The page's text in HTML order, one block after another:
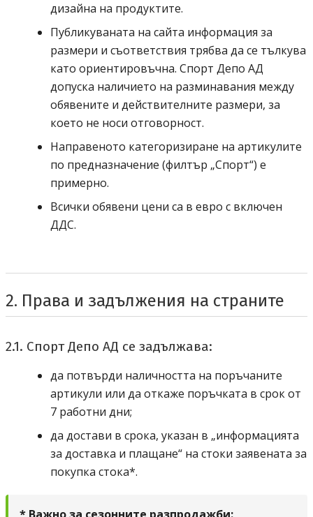
дизайна на продуктите.
Публикуваната на сайта информация за
размери и съответствия трябва да се тълкува
като ориентировъчна. Спорт Депо АД
допуска наличието на разминавания между
обявените и действителните размери, за
което не носи отговорност.
Направеното категоризиране на артикулите
по предназначение (филтър „Спорт“) е
примерно.
Всички обявени цени са в евро с включен
ДДСде де се
.
2. Права и задължения на страните
2.1. Спорт Депо АД се задължава:
да потвърди наличността на поръчаните
артикули или да откаже поръчката в срок от
7 работни дни;
да достави в срока, указан в „информацията
за доставка и плащане“ на стоки заявената за
покупка стока*.